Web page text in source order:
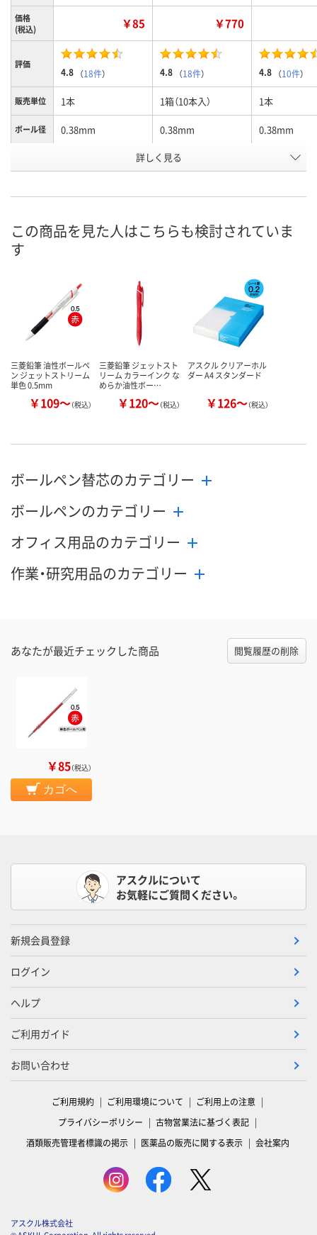
価格
(税込)
￥85 ￥770
評価
4.8 （18件） 4.8 （18件） 4.8 （10件）
販売単位 1本 1箱（10本入） 1本
ボール径 0.38mm 0.38mm 0.38mm
赤
号
お届け日
数量
カゴへ
数量
詳しく見る
この商品を見た人はこちらも検討されていま
す
三菱鉛筆 油性ボールペ
ン ジェットストリーム
単色 0.5mm
￥109～（税込）
三菱鉛筆 ジェットスト
リーム カラーインク な
めらか油性ボー…
￥120～（税込）
アスクル クリアーホル
ダー A4 スタンダード
￥126～（税込）
ボールペン替芯のカテゴリー
ボールペンのカテゴリー
オフィス用品のカテゴリー
作業・研究用品のカテゴリー
あなたが最近チェックした商品 閲覧履歴の削除
￥85（税込）
カゴへ
アスクルについて
お気軽にご質問ください。
新規会員登録
ログイン
ヘルプ
ご利用ガイド
お問い合わせ
ご利用規約 ご利用環境について
ご利用上の注意
プライバシーポリシー
古物営業法に基づく表記
酒類販売管理者標識の掲示
医薬品の販売に関する表示 会社案内
アスクル株式会社